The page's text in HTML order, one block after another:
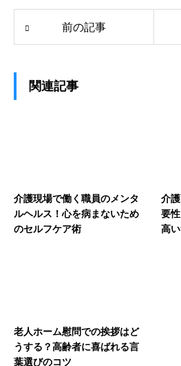
前の記事
関連記事
介護現場で働く職員のメンタ
ルヘルス！心を病まないため
のセルフケア術
介
要
高
老人ホーム慰問での挨拶はど
うする？高齢者に喜ばれる言
葉選びのコツ